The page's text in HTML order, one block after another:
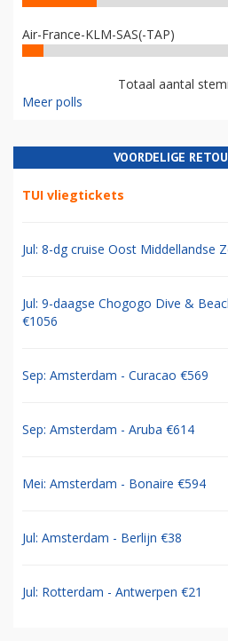
Air-France-KLM-SAS(-TAP)
Totaal aantal
Meer polls
VOORDELIGE
TUI vliegtickets
Jul: 8-dg cruise Oost Middellandse
Jul: 9-daagse Chogogo Dive &
€1056
Sep: Amsterdam - Curacao €569
Sep: Amsterdam - Aruba €614
Mei: Amsterdam - Bonaire €594
Jul: Amsterdam - Berlijn €38
Jul: Rotterdam - Antwerpen €21